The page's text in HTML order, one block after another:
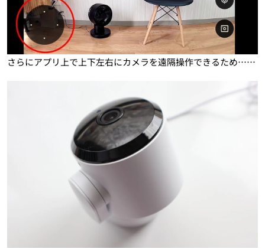
さらにアプリ上で上下左右にカメラを遠隔操作できるため……